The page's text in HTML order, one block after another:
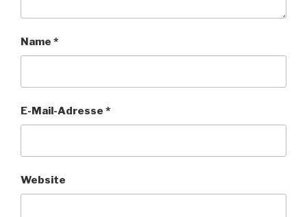
Name *
E-Mail-Adresse *
Website